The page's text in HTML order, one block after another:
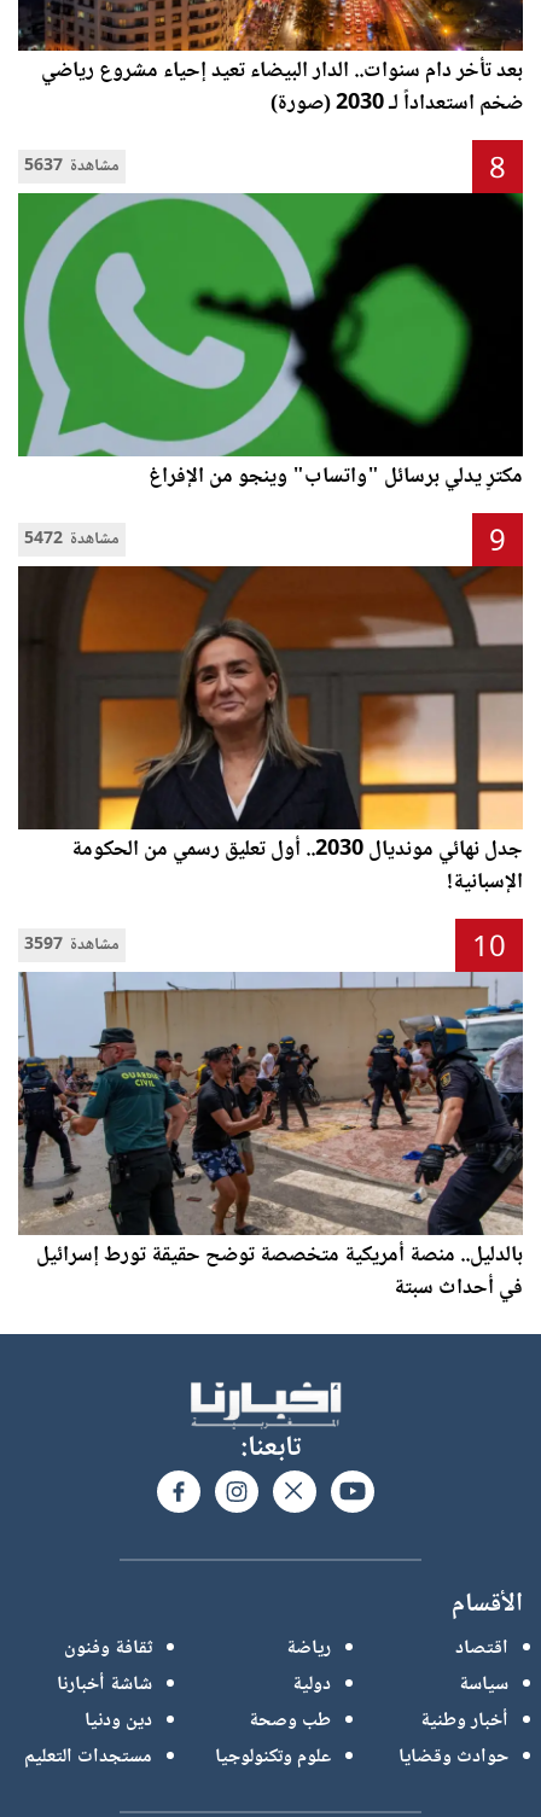
بعد تأخر دام سنوات.. الدار البيضاء تعيد إحياء مشروع رياضي
ضخم استعداداً لـ 2030 (صورة)
5637 مشاهدة 8
مكترٍ يدلي برسائل "واتساب" وينجو من الإفراغ
5472 مشاهدة 9
جدل نهائي مونديال 2030.. أول تعليق رسمي من الحكومة
الإسبانية!
3597 مشاهدة 10
بالدليل.. منصة أمريكية متخصصة توضح حقيقة تورط إسرائيل
في أحداث سبتة
تابعنا:
الأقسام
ثقافة وفنون
شاشة أخبارنا
دين ودنيا
مستجدات التعليم
رياضة
دولية
طب وصحة
علوم وتكنولوجيا
اقتصاد
سياسة
أخبار وطنية
حوادث وقضايا